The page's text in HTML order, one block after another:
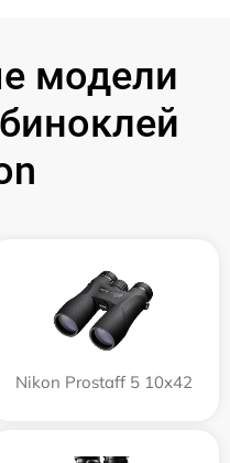
модели
Nikon Prostaff 5 10x42